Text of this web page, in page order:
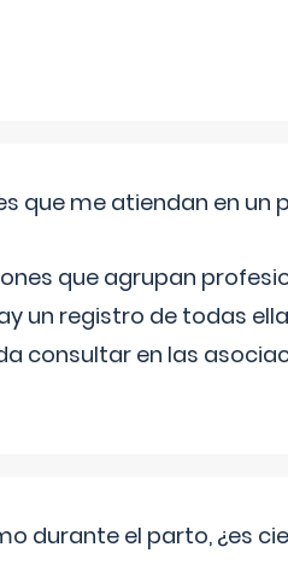
que me atiendan en un
que agrupan
un registro de todas
consultar en las
durante el parto, ¿es